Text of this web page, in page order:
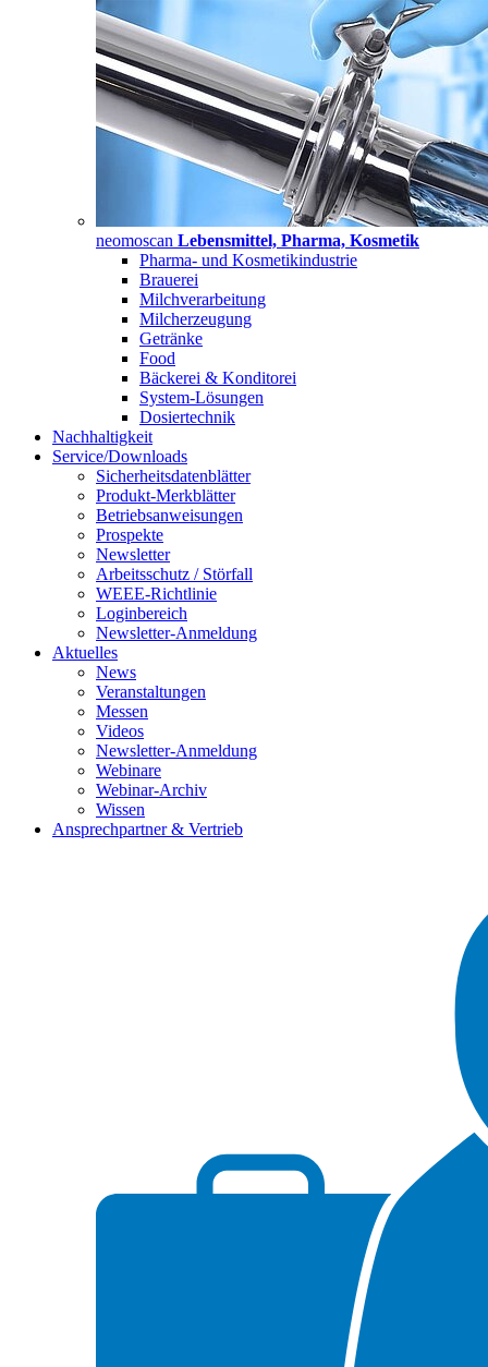
neomoscan Lebensmittel, Pharma, Kosmetik
Pharma- und Kosmetikindustrie
Brauerei
Milchverarbeitung
Milcherzeugung
Getränke
Food
Bäckerei & Konditorei
System-Lösungen
Dosiertechnik
Nachhaltigkeit
Service/Downloads
Sicherheitsdatenblätter
Produkt-Merkblätter
Betriebsanweisungen
Prospekte
Newsletter
Arbeitsschutz / Störfall
WEEE-Richtlinie
Loginbereich
Newsletter-Anmeldung
Aktuelles
News
Veranstaltungen
Messen
Videos
Newsletter-Anmeldung
Webinare
Webinar-Archiv
Wissen
Ansprechpartner & Vertrieb